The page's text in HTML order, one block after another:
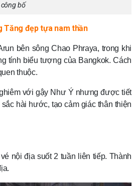
bố
Tăng đẹp tựa nam thần
bên sông Chao Phraya, trong khi
tính biểu tượng của Bangkok. Cách
thuộc.
với gậy Như Ý nhưng được tiết
hài hước, tạo cảm giác thân thiện
nội địa suốt 2 tuần liên tiếp. Thành